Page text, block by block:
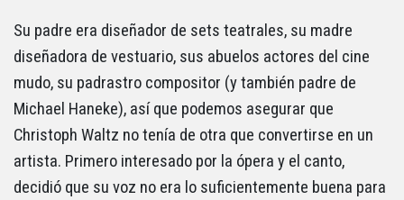
Su padre era diseñador de sets teatrales, su madre
diseñadora de vestuario, sus abuelos actores del cine
mudo, su padrastro compositor (y también padre de
Michael Haneke), así que podemos asegurar que
Christoph Waltz no tenía de otra que convertirse en un
artista. Primero interesado por la ópera y el canto,
decidió que su voz no era lo suficientemente buena para